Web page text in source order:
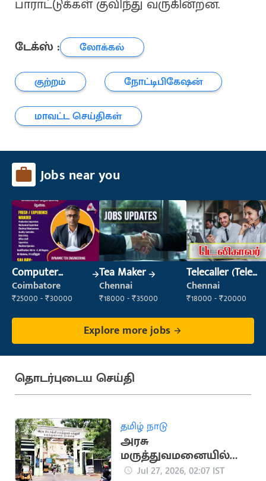
பாராட்டுக்கள் குவிந்து வருகின்றன.
டேக்ஸ் :
லோக்கல்
குற்றம்
நோட்டிபிகேஷன்
மாவட்ட செய்திகள்
Jobs near you
Computer
Operator
Coimbatore
₹25000 - ₹30000
Tea Maker
Chennai
₹18000 - ₹35000
Telecaller (Tele
Sales)
Chennai
₹18000 - ₹20000
Explore more jobs
தொடர்புடைய செய்தி
தமிழ் நாடு
அரசு
மருத்துவமனையில்
சடலங்களை மாற்றி
Jul 27, 2026, 02:07 IST